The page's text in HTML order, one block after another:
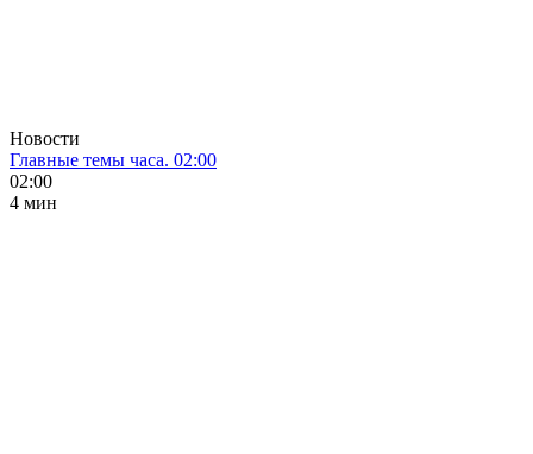
Новости
Главные темы часа. 02:00
02:00
4 мин